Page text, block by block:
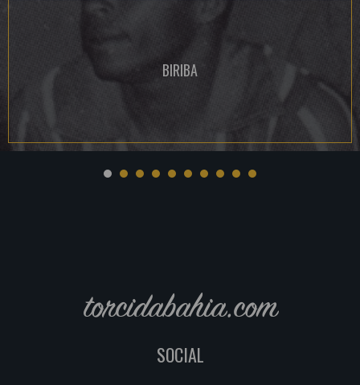
BIRIBA
torcidabahia.com
SOCIAL